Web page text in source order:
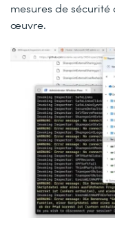
mesures de
œuvre.